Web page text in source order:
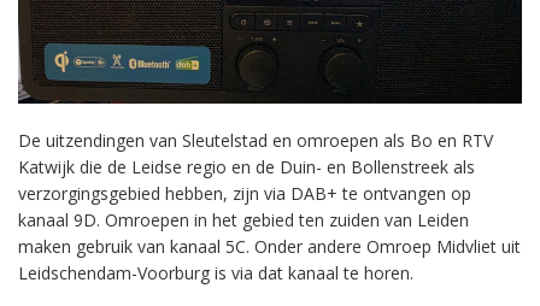
De uitzendingen van Sleutelstad en omroepen als Bo en RTV
Katwijk die de Leidse regio en de Duin- en Bollenstreek als
verzorgingsgebied hebben, zijn via DAB+ te ontvangen op
kanaal 9D. Omroepen in het gebied ten zuiden van Leiden
maken gebruik van kanaal 5C. Onder andere Omroep Midvliet uit
Leidschendam-Voorburg is via dat kanaal te horen.